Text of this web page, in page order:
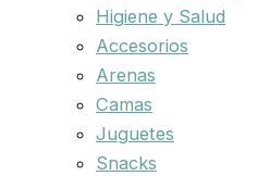
Higiene y Salud
Accesorios
Arenas
Camas
Juguetes
Snacks